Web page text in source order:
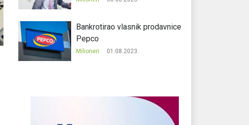
Bankrotirao vlasnik prodavnice
Pepco
Milioneri 01.08.2023.